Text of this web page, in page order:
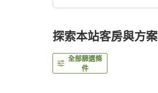
探索本站客房與方案
全部篩選條
件